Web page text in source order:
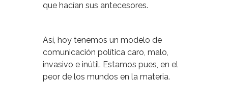
que hacían sus antecesores.
Así, hoy tenemos un modelo de
comunicación política caro, malo,
invasivo e inútil. Estamos pues, en el
peor de los mundos en la materia.